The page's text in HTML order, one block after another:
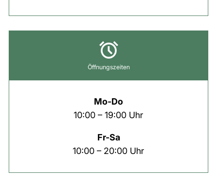
Öffnungszeiten
Mo-Do
10:00 – 19:00 Uhr
Fr-Sa
10:00 – 20:00 Uhr